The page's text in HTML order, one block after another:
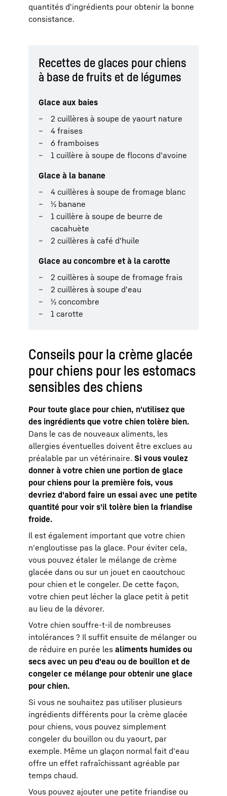
quantités d'ingrédients pour obtenir la bonne
consistance.
Recettes de glaces pour chiens
à base de fruits et de légumes
Glace aux baies
2 cuillères à soupe de yaourt nature
4 fraises
6 framboises
1 cuillère à soupe de flocons d'avoine
Glace à la banane
4 cuillères à soupe de fromage blanc
½ banane
1 cuillère à soupe de beurre de
cacahuète
2 cuillères à café d'huile
Glace au concombre et à la carotte
2 cuillères à soupe de fromage frais
2 cuillères à soupe d'eau
½ concombre
1 carotte
Conseils pour la crème glacée
pour chiens pour les estomacs
sensibles des chiens
Pour toute glace pour chien, n'utilisez que
des ingrédients que votre chien tolère bien.
Dans le cas de nouveaux aliments, les
allergies éventuelles doivent être exclues au
préalable par un vétérinaire. Si vous voulez
donner à votre chien une portion de glace
pour chiens pour la première fois, vous
devriez d'abord faire un essai avec une petite
quantité pour voir s'il tolère bien la friandise
froide.
Il est également important que votre chien
n'engloutisse pas la glace. Pour éviter cela,
vous pouvez étaler le mélange de crème
glacée dans ou sur un jouet en caoutchouc
pour chien et le congeler. De cette façon,
votre chien peut lécher la glace petit à petit
au lieu de la dévorer.
Votre chien souffre-t-il de nombreuses
intolérances ? Il suffit ensuite de mélanger ou
de réduire en purée les aliments humides ou
secs avec un peu d'eau ou de bouillon et de
congeler ce mélange pour obtenir une glace
pour chien.
Si vous ne souhaitez pas utiliser plusieurs
ingrédients différents pour la crème glacée
pour chiens, vous pouvez simplement
congeler du bouillon ou du yaourt, par
exemple. Même un glaçon normal fait d'eau
offre un effet rafraîchissant agréable par
temps chaud.
Vous pouvez ajouter une petite friandise ou